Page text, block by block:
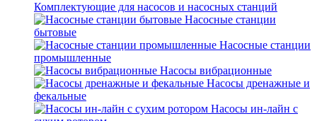
Комплектующие для насосов и насосных станций
Насосные станции
бытовые
Насосные станции
промышленные
Насосы вибрационные
Насосы дренажные и
фекальные
Насосы ин-лайн с